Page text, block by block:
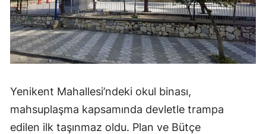
Yenikent Mahallesi’ndeki okul binası,
mahsuplaşma kapsamında devletle trampa
edilen ilk taşınmaz oldu. Plan ve Bütçe